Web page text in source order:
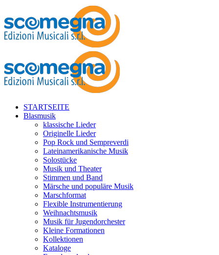
STARTSEITE
Blasmusik
klassische Lieder
Originelle Lieder
Pop Rock und Sempreverdi
Lateinamerikanische Musik
Solostücke
Musik und Theater
Stimmen und Band
Märsche und populäre Musik
Marschformat
Flexible Instrumentierung
Weihnachtsmusik
Musik für Jugendorchester
Kleine Formationen
Kollektionen
Kataloge